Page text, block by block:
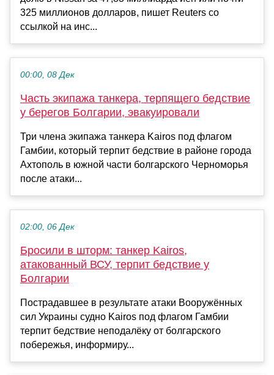
325 миллионов долларов, пишет Reuters со
ссылкой на инс...
00:00, 08 Дек
Часть экипажа танкера, терпящего бедствие
у берегов Болгарии, эвакуировали
Три члена экипажа танкера Kairos под флагом
Гамбии, который терпит бедствие в районе города
Ахтополь в южной части болгарского Черноморья
после атаки...
02:00, 06 Дек
Бросили в шторм: танкер Kairos,
атакованный ВСУ, терпит бедствие у
Болгарии
Пострадавшее в результате атаки Вооружённых
сил Украины судно Kairos под флагом Гамбии
терпит бедствие неподалёку от болгарского
побережья, информиру...